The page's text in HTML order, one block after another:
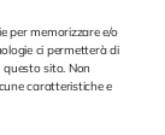
per memorizzare e/o
ci permetterà di
sito. Non
caratteristiche e
in
Tutti i diritti
in questo